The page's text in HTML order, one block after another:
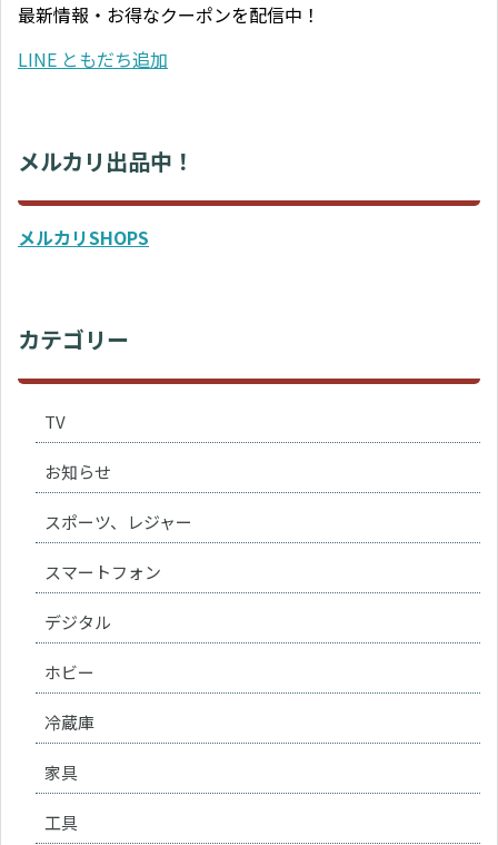
最新情報・お得なクーポンを配信中！
LINE ともだち追加
メルカリ出品中！
メルカリSHOPS
カテゴリー
TV
お知らせ
スポーツ、レジャー
スマートフォン
デジタル
ホビー
冷蔵庫
家具
工具